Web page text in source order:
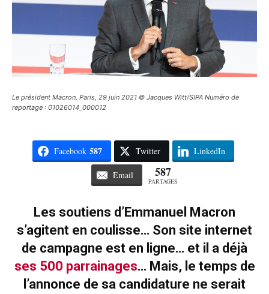
Le président Macron, Paris, 29 juin 2021 © Jacques Witt/SIPA Numéro de
reportage : 01026014_000012
Facebook 587 Twitter LinkedIn
Email 587
PARTAGES
Les soutiens d’Emmanuel Macron
s’agitent en coulisse… Son site internet
de campagne est en ligne… et il a déjà
ses 500 parrainages… Mais, le temps de
l’annonce de sa candidature ne serait